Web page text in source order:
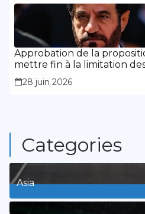
Approbation de la
mettre fin à la limitation
présidence
28 juin 2026
Categories
Asia
1